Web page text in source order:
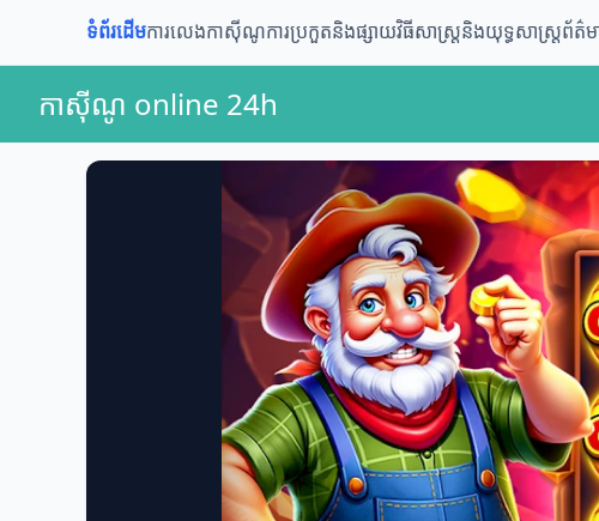
ទំព័រដើមការលេងកាស៊ីណូការប្រកួតនិងផ្សាយវិធីសាស្ត្រនិងយុទ្ធសាស្ត្រព័ត៌
កាស៊ីណូ online 24h